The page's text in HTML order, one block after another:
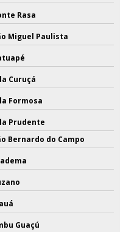
Rasa
Miguel Paulista
Curuçá
Formosa
Prudente
Bernardo do Campo
Guaçú